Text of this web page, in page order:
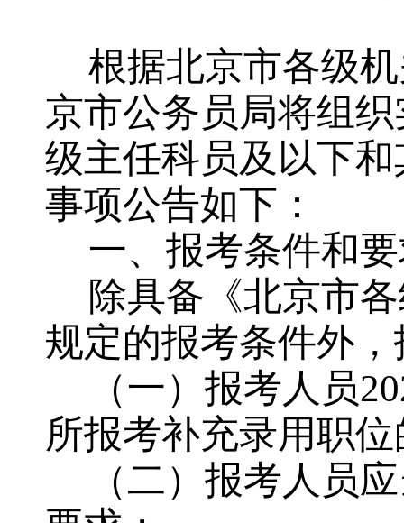
根据北京市各级
京市公务员局将组
级主任科员及以下
事项公告如下：
一、报考条件和
除具备《北京市
规定的报考条件外，
（一）报考人员
所报考补充录用职
（二）报考人员